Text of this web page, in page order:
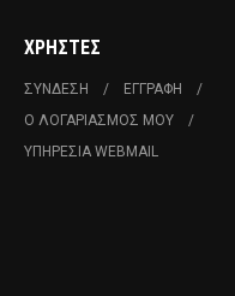
ΧΡΉΣΤΕΣ
ΣΎΝΔΕΣΗ
ΕΓΓΡΑΦΉ
Ο ΛΟΓΑΡΙΑΣΜΌΣ ΜΟΥ
ΥΠΗΡΕΣΊΑ WEBMAIL